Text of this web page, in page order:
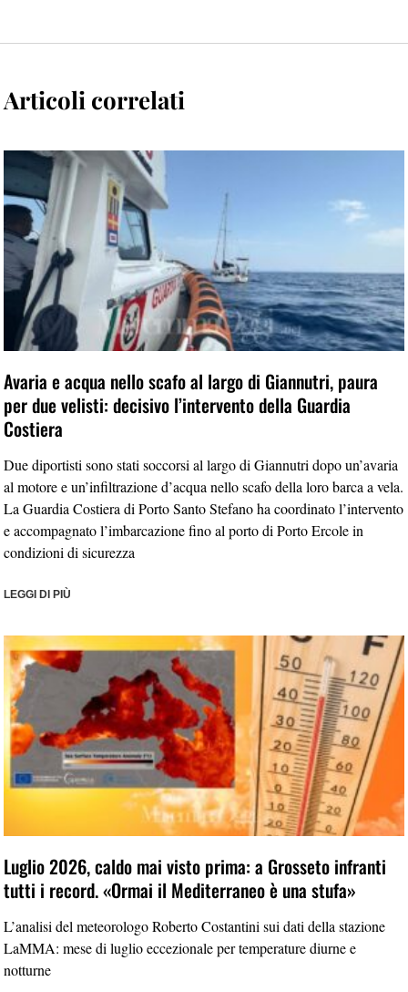
Articoli correlati
Avaria e acqua nello scafo al largo di Giannutri, paura
per due velisti: decisivo l’intervento della Guardia
Costiera
Due diportisti sono stati soccorsi al largo di Giannutri dopo un’avaria
al motore e un’infiltrazione d’acqua nello scafo della loro barca a vela.
La Guardia Costiera di Porto Santo Stefano ha coordinato l’intervento
e accompagnato l’imbarcazione fino al porto di Porto Ercole in
condizioni di sicurezza
LEGGI DI PIÙ
Luglio 2026, caldo mai visto prima: a Grosseto infranti
tutti i record. «Ormai il Mediterraneo è una stufa»
L’analisi del meteorologo Roberto Costantini sui dati della stazione
LaMMA: mese di luglio eccezionale per temperature diurne e
notturne